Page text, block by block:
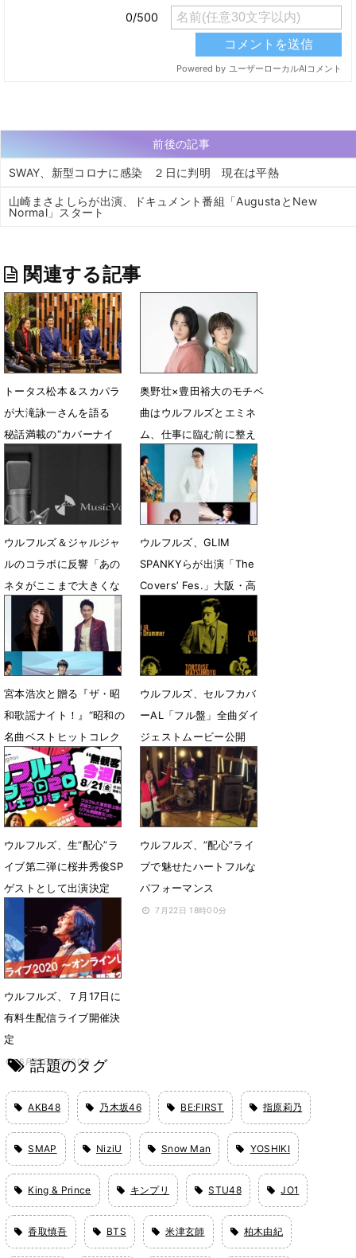
前後の記事
SWAY、新型コロナに感染 ２日に判明 現在は平熱
山崎まさよしらが出演、ドキュメント番組「AugustaとNew
Normal」スタート
関連する記事
トータス松本＆スカパラ
が大滝詠一さんを語る
秘話満載の“カバーナイ
ト”
奥野壮×豊田裕大のモチベ
曲はウルフルズとエミネ
ム、仕事に臨む前に整え
る＆鼓舞する曲
8月24日 11時48分
ウルフルズ＆ジャルジャ
ルのコラボに反響「あの
ネタがここまで大きくな
るなんて」
12月13日 20時22分
ウルフルズ、GLIM
SPANKYらが出演「The
Covers’ Fes.」大阪・高
槻市で開催決定
10月24日 14時00分
宮本浩次と贈る『ザ・昭
和歌謡ナイト！』“昭和の
名曲ベストヒットコレク
ション”ラインナップ公
開：「The Covers」
3月15日 18時00分
ウルフルズ、セルフカバ
ーAL「フル盤」全曲ダイ
ジェストムービー公開
12月4日 16時37分
ウルフルズ、生“配心”ラ
イブ第二弾に桜井秀俊SP
ゲストとして出演決定
8月16日 12時00分
ウルフルズ、”配心”ライ
ブで魅せたハートフルな
パフォーマンス
7月22日 18時00分
ウルフルズ、７月17日に
有料生配信ライブ開催決
定
6月25日 12時00分
話題のタグ
AKB48 乃木坂46 BE:FIRST 指原莉乃
SMAP NiziU Snow Man YOSHIKI
King & Prince キンプリ STU48 JO1
香取慎吾 BTS 米津玄師 柏木由紀